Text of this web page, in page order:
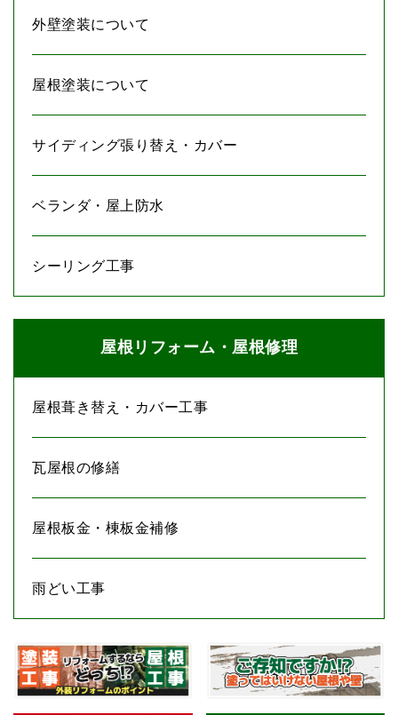
外壁塗装について
屋根塗装について
サイディング張り替え・カバー
ベランダ・屋上防水
シーリング工事
屋根リフォーム・屋根修理
屋根葺き替え・カバー工事
瓦屋根の修繕
屋根板金・棟板金補修
雨どい工事